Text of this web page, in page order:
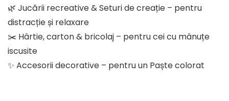
🌿 Jucării recreative & Seturi de creație – pentru
distracție și relaxare
✂️ Hârtie, carton & bricolaj – pentru cei cu mânuțe
iscusite
✨ Accesorii decorative – pentru un Paște colorat